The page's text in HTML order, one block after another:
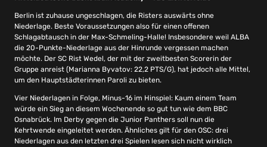
Berlin ist zuhause ungeschlagen, die Risters auswärts ohne
Niederlage. Beste Voraussetzungen also für einen offenen
Schlagabtausch in der Max-Schmeling-Halle! Insbesondere weil ALBA
die 20-Punkte-Niederlage aus der Hinrunde vergessen machen
möchte. Der SC Rist Wedel, der mit der zweitbesten Scorerin der
Gruppe anreist (Marianna Byvatov: 22,2 PTS/G), hat jedoch alle Mittel,
um den Hauptstädterinnen Paroli zu bieten.
Vier Niederlagen in Folge, Minus-16 im Hinspiel: Kaum einem Team
würde ein Sieg an diesem Wochenende so gut tun wie dem BBC
Osnabrück. Im Derby gegen die Junior Panthers soll nun die
Kehrtwende eingeleitet werden. Ähnliches gilt für den OSC: drei
Niederlagen aus den letzten drei Spielen lesen sich nicht wirklich